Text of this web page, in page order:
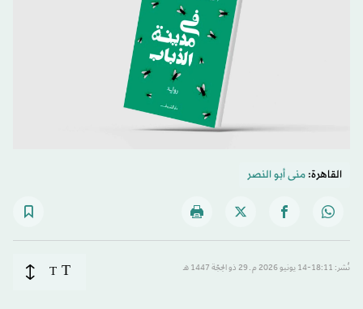
القاهرة:منى أبو النصر
نُشر: 18:11-14 يونيو 2026 م ـ 29 ذو الحِجّة 1447 هـ T
T